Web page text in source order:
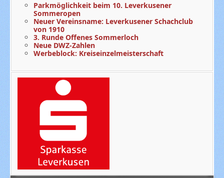
Parkmöglichkeit beim 10. Leverkusener
Sommeropen
Neuer Vereinsname: Leverkusener Schachclub
von 1910
3. Runde Offenes Sommerloch
Neue DWZ-Zahlen
Werbeblock: Kreiseinzelmeisterschaft